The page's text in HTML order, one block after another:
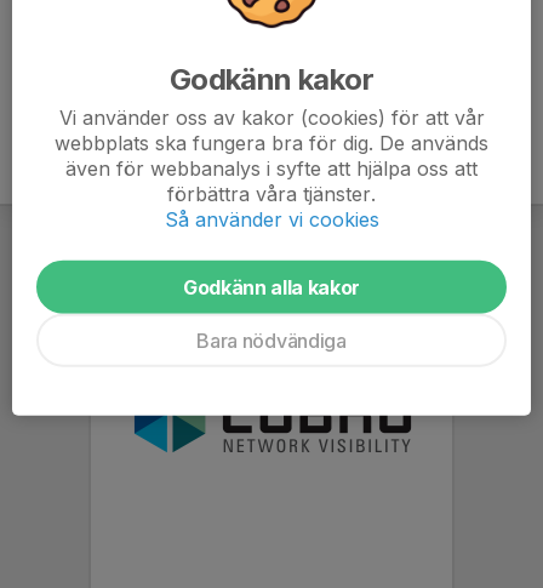
Godkänn kakor
Vi använder oss av kakor (cookies) för att vår
webbplats ska fungera bra för dig. De används
även för webbanalys i syfte att hjälpa oss att
förbättra våra tjänster.
Så använder vi cookies
Godkänn alla kakor
Bara nödvändiga